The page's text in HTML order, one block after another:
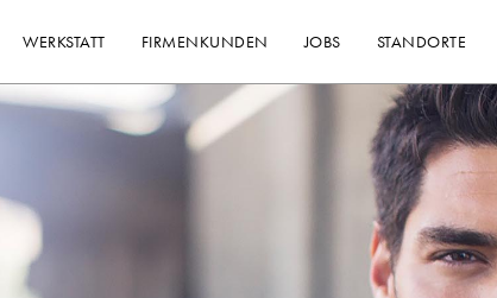
WERKSTATT FIRMENKUNDEN JOBS STANDORTE